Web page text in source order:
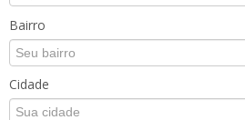
Bairro
Cidade